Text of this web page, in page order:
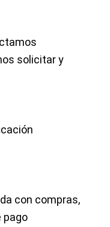
solicitar y
con compras,
pago